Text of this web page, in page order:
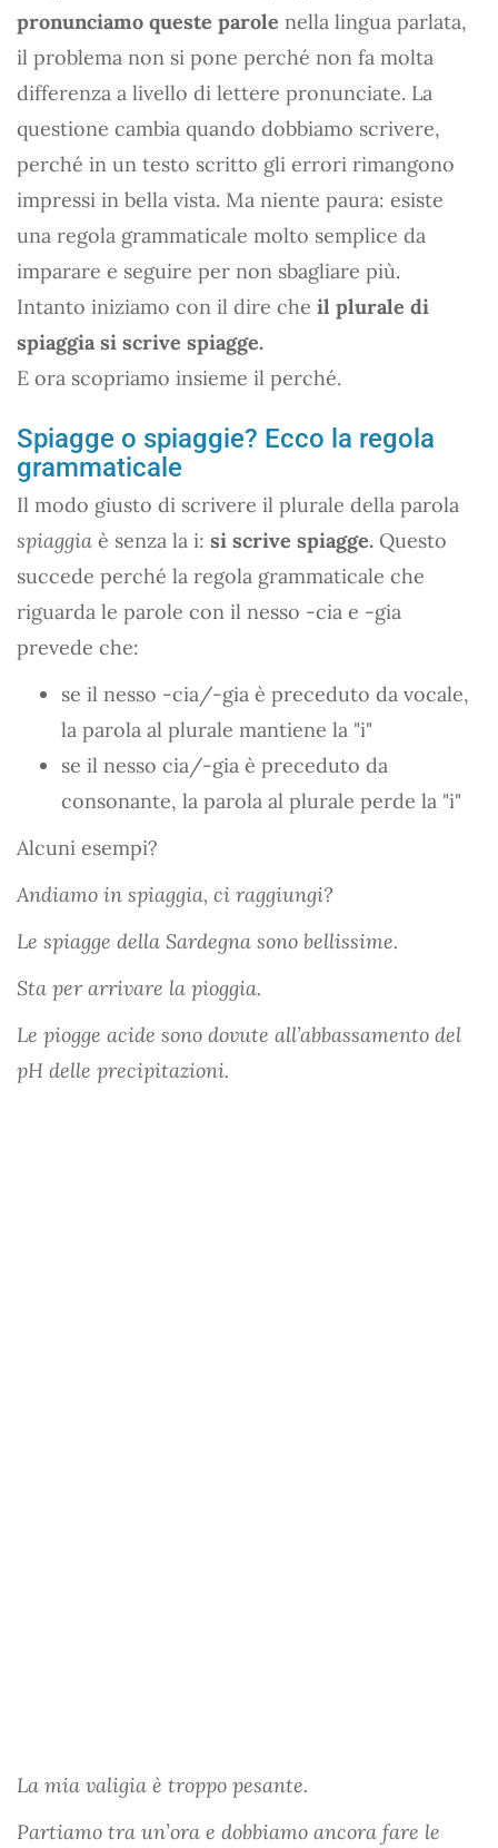
pronunciamo queste parole nella lingua parlata,
il problema non si pone perché non fa molta
differenza a livello di lettere pronunciate. La
questione cambia quando dobbiamo scrivere,
perché in un testo scritto gli errori rimangono
impressi in bella vista. Ma niente paura: esiste
una regola grammaticale molto semplice da
imparare e seguire per non sbagliare più.
Intanto iniziamo con il dire che il plurale di
spiaggia si scrive spiagge.
E ora scopriamo insieme il perché.
Spiagge o spiaggie? Ecco la regola
grammaticale
Il modo giusto di scrivere il plurale della parola
spiaggia è senza la i: si scrive spiagge. Questo
succede perché la regola grammaticale che
riguarda le parole con il nesso -cia e -gia
prevede che:
se il nesso -cia/-gia è preceduto da vocale,
la parola al plurale mantiene la "i"
se il nesso cia/-gia è preceduto da
consonante, la parola al plurale perde la "i"
Alcuni esempi?
Andiamo in spiaggia, ci raggiungi?
Le spiagge della Sardegna sono bellissime.
Sta per arrivare la pioggia.
Le piogge acide sono dovute all’abbassamento del
pH delle precipitazioni.
La mia valigia è troppo pesante.
Partiamo tra un’ora e dobbiamo ancora fare le